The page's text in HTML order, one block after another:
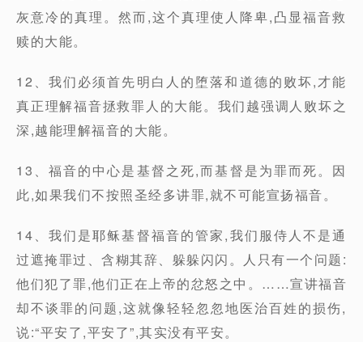
灰意冷的真理。然而,这个真理使人降卑,凸显福音救
赎的大能。
12、我们必须首先明白人的堕落和道德的败坏,才能
真正理解福音拯救罪人的大能。我们越强调人败坏之
深,越能理解福音的大能。
13、福音的中心是基督之死,而基督是为罪而死。因
此,如果我们不按照圣经多讲罪,就不可能宣扬福音。
14、我们是耶稣基督福音的管家,我们服侍人不是通
过遮掩罪过、含糊其辞、躲躲闪闪。人只有一个问题:
他们犯了罪,他们正在上帝的忿怒之中。……宣讲福音
却不谈罪的问题,这就像轻轻忽忽地医治百姓的损伤,
说:“平安了,平安了”,其实没有平安。